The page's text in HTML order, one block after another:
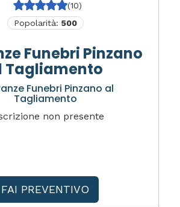
(10)
Popolarità: 500
Funebri Pinzano
Tagliamento
Funebri Pinzano al
Tagliamento
non presente
FAI PREVENTIVO